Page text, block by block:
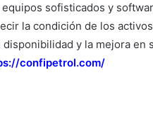
sofisticados y
la condición de los
y la mejora
confipetrol.com/